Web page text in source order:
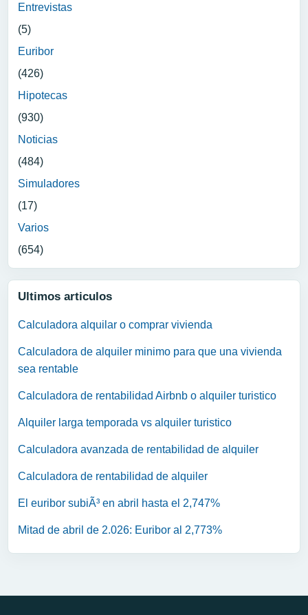
Entrevistas
(5)
Euribor
(426)
Hipotecas
(930)
Noticias
(484)
Simuladores
(17)
Varios
(654)
Ultimos articulos
Calculadora alquilar o comprar vivienda
Calculadora de alquiler minimo para que una vivienda
sea rentable
Calculadora de rentabilidad Airbnb o alquiler turistico
Alquiler larga temporada vs alquiler turistico
Calculadora avanzada de rentabilidad de alquiler
Calculadora de rentabilidad de alquiler
El euribor subiÃ³ en abril hasta el 2,747%
Mitad de abril de 2.026: Euribor al 2,773%